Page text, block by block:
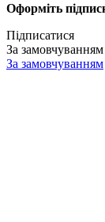
Оформіть
Підписатися
За замовчуванням
За замовчуванням